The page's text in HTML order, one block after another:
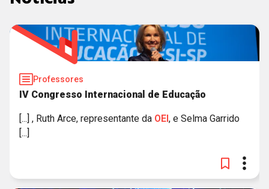
Professores
IV Congresso Internacional de Educação
[...] , Ruth Arce, representante da OEI, e Selma Garrido
[...]